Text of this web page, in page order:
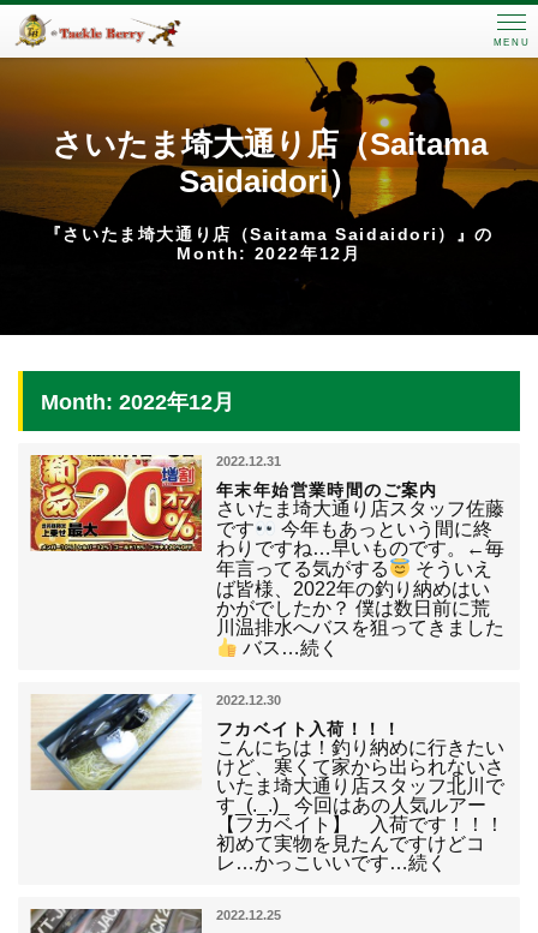
MENU
さいたま埼大通り店（Saitama
Saidaidori）
『さいたま埼大通り店（Saitama Saidaidori）』の
Month: 2022年12月
Month: 2022年12月
2022.12.31
年末年始営業時間のご案内
さいたま埼大通り店スタッフ佐藤
です
今年もあっという間に終
わりですね…早いものです。←毎
年言ってる気がする
そういえ
ば皆様、2022年の釣り納めはい
かがでしたか？ 僕は数日前に荒
川温排水へバスを狙ってきました
バス…続く
2022.12.30
フカベイト入荷！！！
こんにちは！釣り納めに行きたい
けど、寒くて家から出られないさ
いたま埼大通り店スタッフ北川で
す_(._.)_ 今回はあの人気ルアー
【フカベイト】 入荷です！！！
初めて実物を見たんですけどコ
レ…かっこいいです…続く
2022.12.25